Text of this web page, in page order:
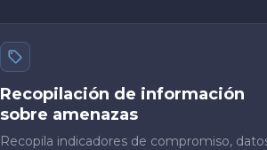
Recopilación de información
sobre amenazas
Recopila indicadores de compromiso,